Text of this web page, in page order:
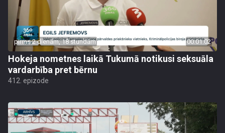
pirms 2 dienām, 18 stundām 00:01:02
Hokeja nometnes laikā Tukumā notikusi seksuāla
vardarbība pret bērnu
412. epizode